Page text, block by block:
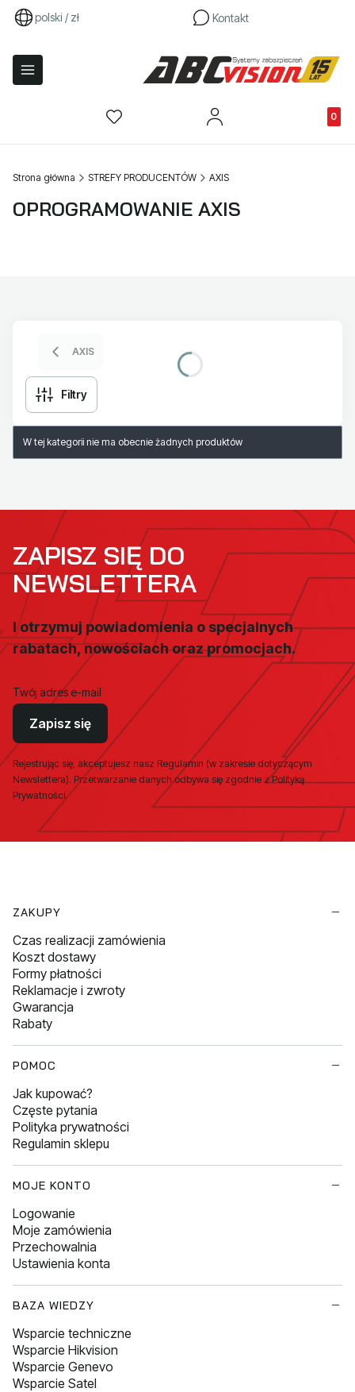
polski / zł Kontakt
Strona główna STREFY PRODUCENTÓW AXIS
OPROGRAMOWANIE AXIS
AXIS
Filtry
Lista produktów
W tej kategorii nie ma obecnie żadnych produktów
ZAPISZ SIĘ DO
NEWSLETTERA
I otrzymuj powiadomienia o specjalnych
rabatach, nowościach oraz promocjach.
Twój adres e-mail
Zapisz się
Rejestrując się, akceptujesz nasz Regulamin (w zakresie dotyczącym
Newslettera). Przetwarzanie danych odbywa się zgodnie z Polityką
Prywatności.
ZAKUPY
Czas realizacji zamówienia
Koszt dostawy
Formy płatności
Reklamacje i zwroty
Gwarancja
Rabaty
POMOC
Jak kupować?
Częste pytania
Polityka prywatności
Regulamin sklepu
MOJE KONTO
Logowanie
Moje zamówienia
Przechowalnia
Ustawienia konta
BAZA WIEDZY
Wsparcie techniczne
Wsparcie Hikvision
Wsparcie Genevo
Wsparcie Satel